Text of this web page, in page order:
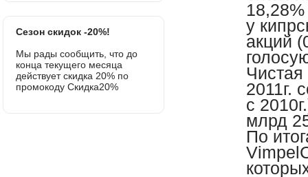
у
акций
2011г.
с
млрд
По
Сезон скидок -20%!
Мы рады сообщить, что до
конца текущего месяца
действует скидка 20% по
промокоду Скидка20%